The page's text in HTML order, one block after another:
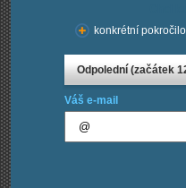
konkrétní
Odpolední (začátek
Váš e-mail